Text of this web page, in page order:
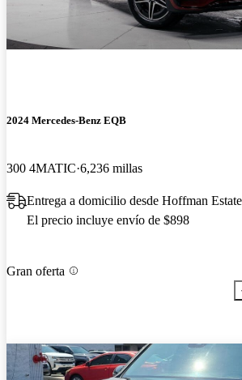
2024 Mercedes-Benz EQB
300 4MATIC 6,236 millas
Entrega a domicilio desde Hoffman
El precio incluye envío de $898
Gran oferta